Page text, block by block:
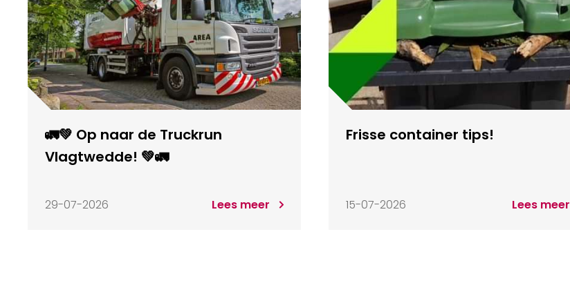
🚛💚 Op naar de Truckrun
Vlagtwedde! 💚🚛
29-07-2026 Lees meer
Frisse container tips!
15-07-2026 Lees meer